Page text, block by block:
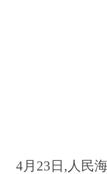
4月23日,人民